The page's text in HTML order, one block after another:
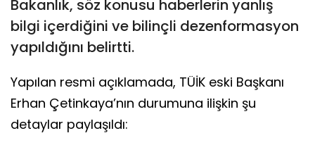
Bakanlık, söz konusu haberlerin yanlış
bilgi içerdiğini ve bilinçli dezenformasyon
yapıldığını belirtti.
Yapılan resmi açıklamada, TÜİK eski Başkanı
Erhan Çetinkaya’nın durumuna ilişkin şu
detaylar paylaşıldı: